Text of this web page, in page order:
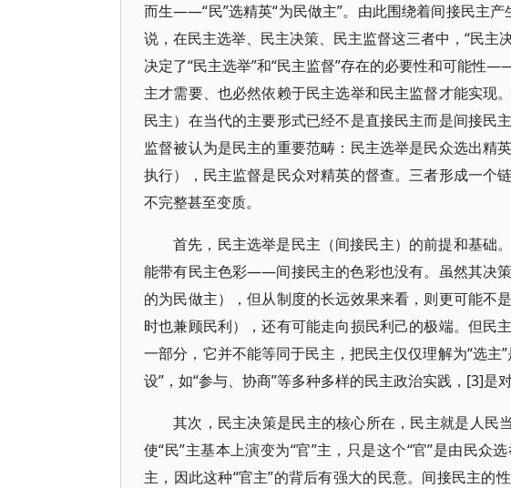
而生——“民”选精英“为民做主”。由此围绕着间接民主产
说，在民主选举、民主决策、民主监督这三者中，“民主
决定了“民主选举”和“民主监督”存在的必要性和可能性
主才需要、也必然依赖于民主选举和民主监督才能实现
民主）在当代的主要形式已经不是直接民主而是间接民
监督被认为是民主的重要范畴：民主选举是民众选出精
执行），民主监督是民众对精英的督查。三者形成一个
不完整甚至变质。
首先，民主选举是民主（间接民主）的前提和基础
能带有民主色彩——间接民主的色彩也没有。虽然其决
的为民做主），但从制度的长远效果来看，则更可能不
时也兼顾民利），还有可能走向损民利己的极端。但民
一部分，它并不能等同于民主，把民主仅仅理解为“选主
设”，如“参与、协商”等多种多样的民主政治实践，[3]是
其次，民主决策是民主的核心所在，民主就是人民
使“民”主基本上演变为“官”主，只是这个“官”是由民众
主，因此这种“官主”的背后有强大的民意。间接民主的